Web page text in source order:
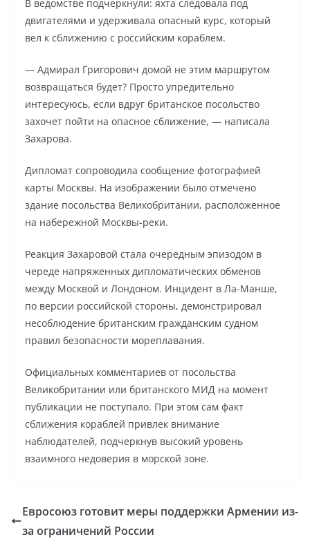
В ведомстве подчеркнули: яхта следовала под
двигателями и удерживала опасный курс, который
вел к сближению с российским кораблем.
— Адмирал Григорович домой не этим маршрутом
возвращаться будет? Просто упредительно
интересуюсь, если вдруг британское посольство
захочет пойти на опасное сближение, — написала
Захарова.
Дипломат сопроводила сообщение фотографией
карты Москвы. На изображении было отмечено
здание посольства Великобритании, расположенное
на набережной Москвы-реки.
Реакция Захаровой стала очередным эпизодом в
череде напряженных дипломатических обменов
между Москвой и Лондоном. Инцидент в Ла-Манше,
по версии российской стороны, демонстрировал
несоблюдение британским гражданским судном
правил безопасности мореплавания.
Официальных комментариев от посольства
Великобритании или британского МИД на момент
публикации не поступало. При этом сам факт
сближения кораблей привлек внимание
наблюдателей, подчеркнув высокий уровень
взаимного недоверия в морской зоне.
Евросоюз готовит меры поддержки Армении из-
за ограничений России